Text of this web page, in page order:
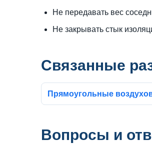
Не передавать вес
Не закрывать стык
Связанные
Прямоугольные
Вопросы и